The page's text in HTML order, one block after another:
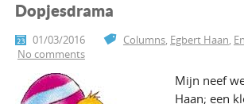
Dopjesdrama
01/03/2016 Columns, Egbert Haan,
No comments
Mijn neef
Haan; een